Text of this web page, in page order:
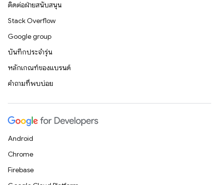
ติดต่อฝ่ายสนับสนุน
Stack Overflow
Google group
บันทึกประจำรุ่น
หลักเกณฑ์ของแบรนด์
คำถามที่พบบ่อย
Android
Chrome
Firebase